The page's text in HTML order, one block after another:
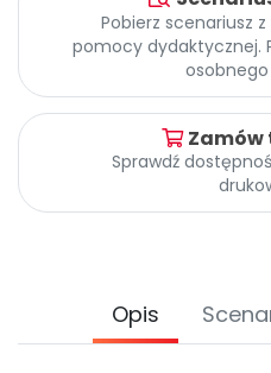
Archiwalne numery
Promocje
Pobierz scenariusz
pomocy dydaktycznej.
Zamów
Sprawdź
Opis